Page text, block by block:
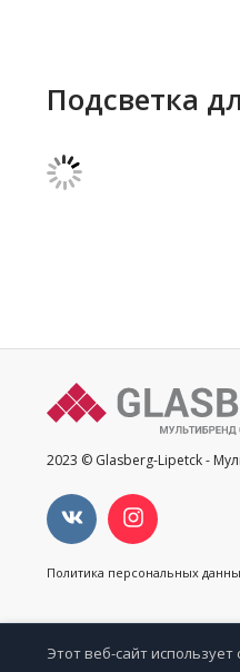
Подсветка
2023 © Glasberg-Lipetck -
Политика персональных
Этот веб-сайт